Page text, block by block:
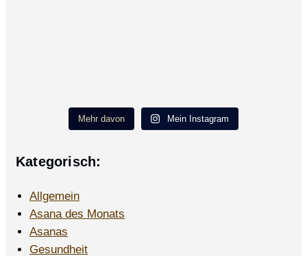
Mehr davon Mein Instagram
Kategorisch:
Allgemein
Asana des Monats
Asanas
Gesundheit